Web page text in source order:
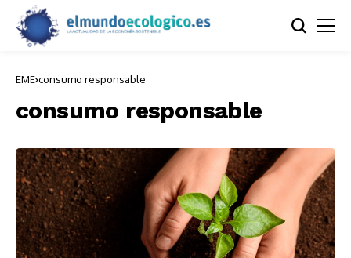
EME consumo responsable
consumo responsable